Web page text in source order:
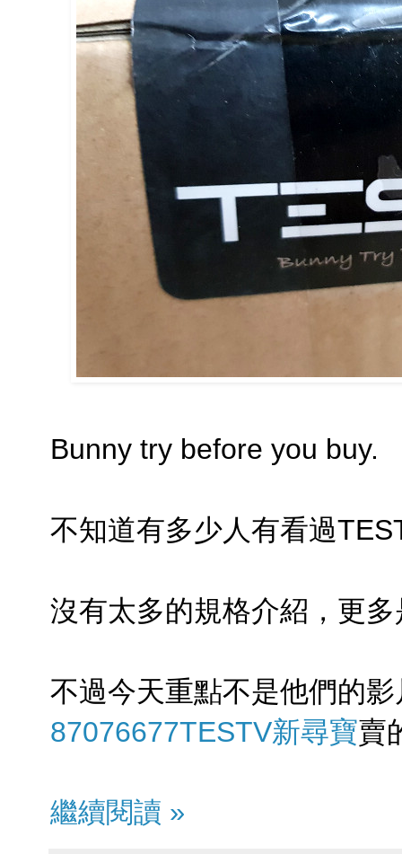
Bunny try before you buy.
不知道有多少人有看過
沒有太多的規格介紹，更
不過今天重點不是他們的
87076677TESTV新尋寶賣
繼續閱讀 »